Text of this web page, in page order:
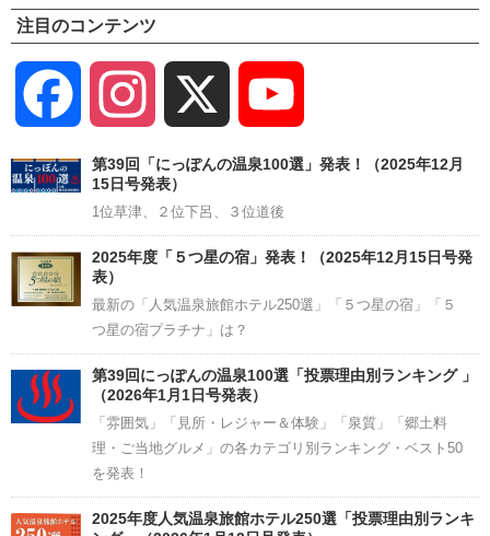
注目のコンテンツ
Facebook Instagram
Channel
第39回「にっぽんの温泉100選」発表！（2025年12月
15日号発表）
1位草津、２位下呂、３位道後
2025年度「５つ星の宿」発表！（2025年12月15日号発
表）
最新の「人気温泉旅館ホテル250選」「５つ星の宿」「５
つ星の宿プラチナ」は？
第39回にっぽんの温泉100選「投票理由別ランキング 」
（2026年1月1日号発表）
「雰囲気」「見所・レジャー＆体験」「泉質」「郷土料
理・ご当地グルメ」の各カテゴリ別ランキング・ベスト50
を発表！
2025年度人気温泉旅館ホテル250選「投票理由別ランキ